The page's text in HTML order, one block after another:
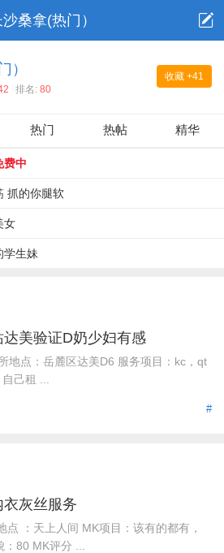
桑拿(热门）
收藏 +41
）
排名: 80
热门 热帖 精华
费中
抓的你腿软
女
学生妹
美验证D奶少妇有感
地点：岳麓区达美D6 服务项目：kc，qt
己租 ...
#
灰丝服务
：天上人间 MK项目：该有的都有，
80 MK评分 ...